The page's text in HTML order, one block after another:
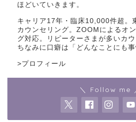
ほどいていきます。
キャリア17年・臨床10,000件超。
カウンセリング。ZOOMによるオ
グ対応。リピーターさまが多いカウ
ちなみに口癖は「どんなことにも事
>プロフィール
＼ Follow me